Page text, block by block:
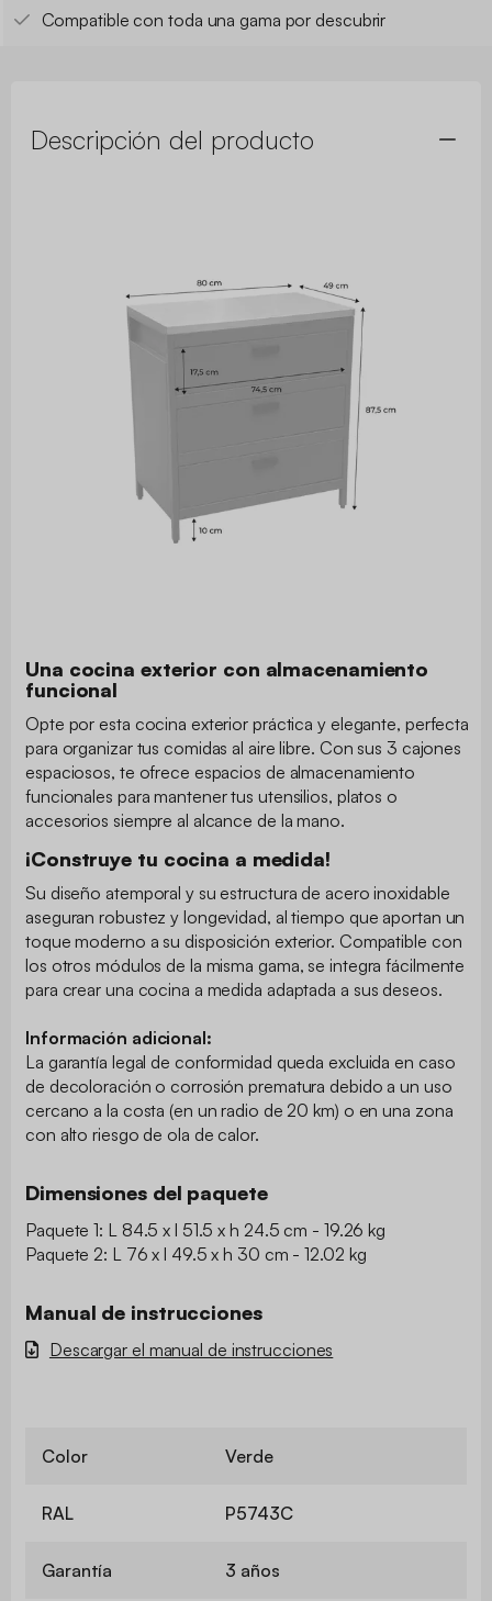
Compatible con toda una gama por descubrir
Descripción del producto
Una cocina exterior con almacenamiento
funcional
Opte por esta cocina exterior práctica y elegante, perfecta
para organizar tus comidas al aire libre. Con sus 3 cajones
espaciosos, te ofrece espacios de almacenamiento
funcionales para mantener tus utensilios, platos o
accesorios siempre al alcance de la mano.
¡Construye tu cocina a medida!
Su diseño atemporal y su estructura de acero inoxidable
aseguran robustez y longevidad, al tiempo que aportan un
toque moderno a su disposición exterior. Compatible con
los otros módulos de la misma gama, se integra fácilmente
para crear una cocina a medida adaptada a sus deseos.
Información adicional:
La garantía legal de conformidad queda excluida en caso
de decoloración o corrosión prematura debido a un uso
cercano a la costa (en un radio de 20 km) o en una zona
con alto riesgo de ola de calor.
Dimensiones del paquete
Paquete 1: L 84.5 x l 51.5 x h 24.5 cm - 19.26 kg
Paquete 2: L 76 x l 49.5 x h 30 cm - 12.02 kg
Manual de instrucciones
Descargar el manual de instrucciones
Color Verde
RAL P5743C
Garantía 3 años